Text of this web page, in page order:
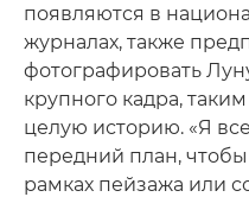
появляются в
журналах, также
фотографировать
крупного кадра,
целую историю. «Я
передний план, чтобы
рамках пейзажа или